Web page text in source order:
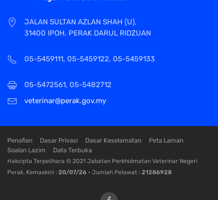
JALAN SULTAN AZLAN SHAH (U),
31400 IPOH, PERAK DARUL RIDZUAN
05-5459111, 05-5459122, 05-5459133
05-5472561, 05-5482712
veterinar@perak.gov.my
Penafian Dasar Privasi Dasar Keselamatan
Peta Laman
Soalan Lazim
Data Terbuka
Hakcipta Terpelihara © 2021 Jabatan Perkhidmatan Veterinar Negeri
Perak. Kemaskini : 20/07/26 • Jumlah Pelawat : 21286928